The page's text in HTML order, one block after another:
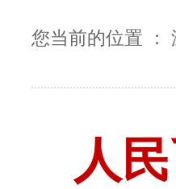
您当前的位置 ：
人